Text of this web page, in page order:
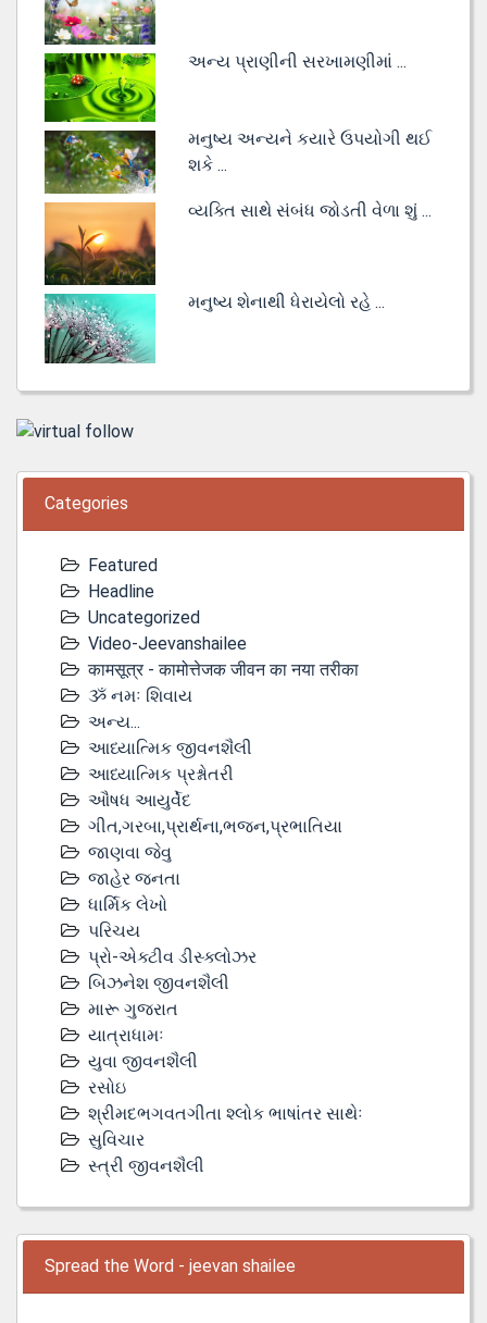
અન્ય પ્રાણીની સરખામણીમાં ...
મનુષ્ય અન્યને કયારે ઉપયોગી થઈ
શકે ...
વ્યક્તિ સાથે સંબંધ જોડતી વેળા શું ...
મનુષ્ય શેનાથી ધેરાયેલો રહે ...
Categories
Featured
Headline
Uncategorized
Video-Jeevanshailee
कामसूत्र - कामोत्तेजक जीवन का नया तरीका
ૐ નમઃ શિવાય
અન્ય...
આધ્યાત્મિક જીવનશૈલી
આધ્યાત્મિક પ્રશ્નોતરી
ઔષધ આયુર્વેદ
ગીત,ગરબા,પ્રાર્થના,ભજન,પ્રભાતિયા
જાણવા જેવુ
જાહેર જનતા
ધાર્મિક લેખો
પરિચય
પ્રો-એક્ટીવ ડીસ્‍ક્લોઝર
બિઝનેશ જીવનશૈલી
મારૂ ગુજરાત
યાત્રાધામઃ
યુવા જીવનશૈલી
રસોઇ
શ્રીમદભગવતગીતા શ્લોક ભાષાંતર સાથેઃ
સુવિચાર
સ્ત્રી જીવનશૈલી
Spread the Word - jeevan shailee